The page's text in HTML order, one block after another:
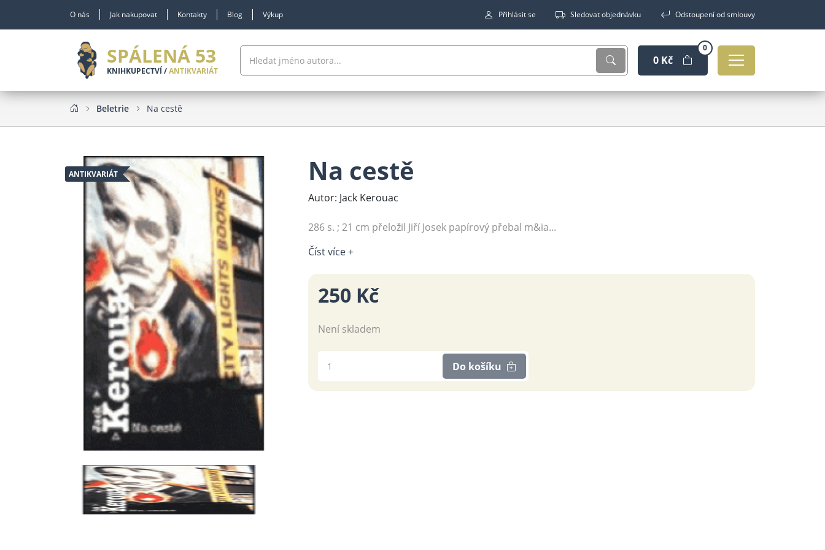
O nás Jak nakupovat Kontakty Blog Výkup Přihlásit se Sledovat objednávku Odstoupení od smlouvy
SPÁLENÁ 53
KNIHKUPECTVÍ /ANTIKVARIÁT
0 Kč
0
Beletrie Na cestě
ANTIKVARIÁT Na cestě
Autor: Jack Kerouac
286 s. ; 21 cm přeložil Jiří Josek papírový přebal m&ia...
Číst více +
250 Kč
Není skladem
Do košíku